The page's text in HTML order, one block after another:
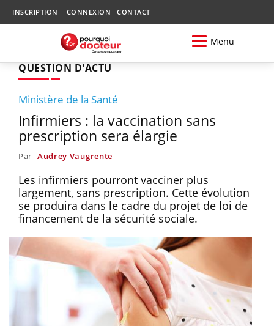
INSCRIPTION CONNEXION CONTACT
Menu
QUESTION D'ACTU
Ministère de la Santé
Infirmiers : la vaccination sans
prescription sera élargie
Par Audrey Vaugrente
Les infirmiers pourront vacciner plus
largement, sans prescription. Cette évolution
se produira dans le cadre du projet de loi de
financement de la sécurité sociale.